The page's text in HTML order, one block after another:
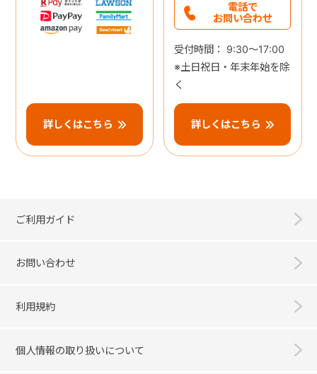
詳しくはこちら
電話で
お問い合わせ
受付時間： 9:30～17:00
※土日祝日・年末年始を除
く
詳しくはこちら
ご利用ガイド
お問い合わせ
利用規約
個人情報の取り扱いについて